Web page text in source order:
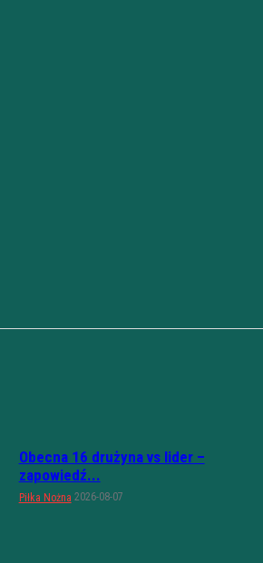
Obecna 16 drużyna vs lider –
zapowiedź...
Piłka Nożna 2026-08-07